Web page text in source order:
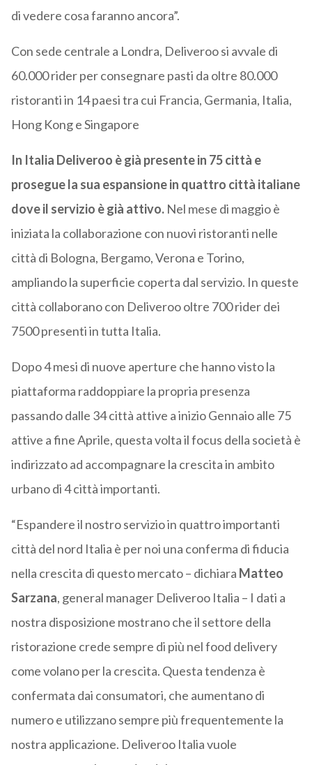
di vedere cosa faranno ancora”.
Con sede centrale a Londra, Deliveroo si avvale di
60.000 rider per consegnare pasti da oltre 80.000
ristoranti in 14 paesi tra cui Francia, Germania, Italia,
Hong Kong e Singapore
In Italia Deliveroo è già presente in 75 città e
prosegue la sua espansione in quattro città italiane
dove il servizio è già attivo.Nel mese di maggio è
iniziata la collaborazione con nuovi ristoranti nelle
città di Bologna, Bergamo, Verona e Torino,
ampliando la superficie coperta dal servizio. In queste
città collaborano con Deliveroo oltre 700 rider dei
7500 presenti in tutta Italia.
Dopo 4 mesi di nuove aperture che hanno visto la
piattaforma raddoppiare la propria presenza
passando dalle 34 città attive a inizio Gennaio alle 75
attive a fine Aprile, questa volta il focus della società è
indirizzato ad accompagnare la crescita in ambito
urbano di 4 città importanti.
“Espandere il nostro servizio in quattro importanti
città del nord Italia è per noi una conferma di fiducia
nella crescita di questo mercato – dichiara Matteo
Sarzana, general manager Deliveroo Italia – I dati a
nostra disposizione mostrano che il settore della
ristorazione crede sempre di più nel food delivery
come volano per la crescita. Questa tendenza è
confermata dai consumatori, che aumentano di
numero e utilizzano sempre più frequentemente la
nostra applicazione. Deliveroo Italia vuole